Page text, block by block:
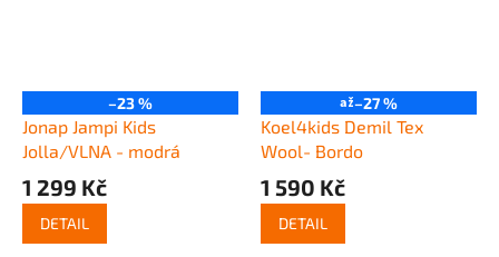
–23 %
Jonap Jampi Kids
Jolla/VLNA - modrá
1 299 Kč
DETAIL
až–27 %
Koel4kids Demil Tex
Wool- Bordo
1 590 Kč
DETAIL